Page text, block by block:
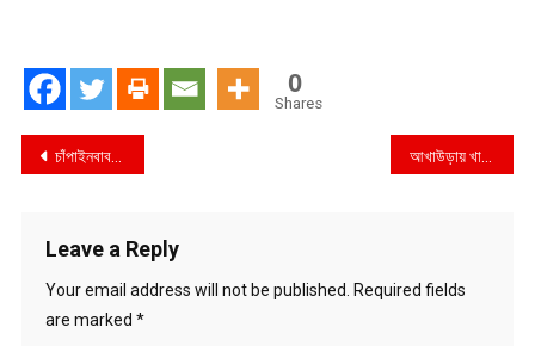
0
Shares
Post
চাঁপাইনবাবগঞ্জে মাদকবিরোধী সচেতনতায় ডিএনসি’র লিফলেট বিতরণ
Leave a Reply
Your email address will not be published.
Required fields
are marked *